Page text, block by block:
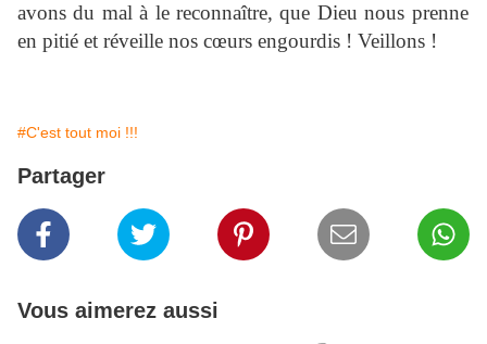
avons du mal à le reconnaître, que Dieu nous prenne
en pitié et réveille nos cœurs engourdis ! Veillons !
#C'est tout moi !!!
Partager
Vous aimerez aussi